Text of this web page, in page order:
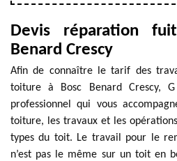
Devis réparation
Benard Crescy
Afin de connaître le tarif des
toiture à Bosc Benard Crescy,
professionnel qui vous
toiture, les travaux et les
types du toit. Le travail pour le
n’est pas le même sur un toit en